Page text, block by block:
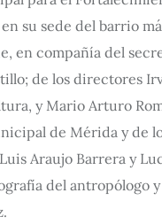
su sede del barrio
en compañía del
de los directores
y Mario Arturo
de Mérida y de
Araujo Barrera y
del antropólogo